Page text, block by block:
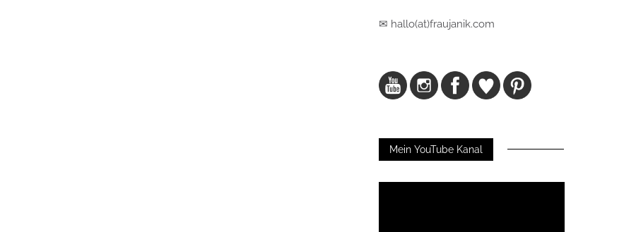
✉ hallo(at)fraujanik.com
Mein YouTube Kanal